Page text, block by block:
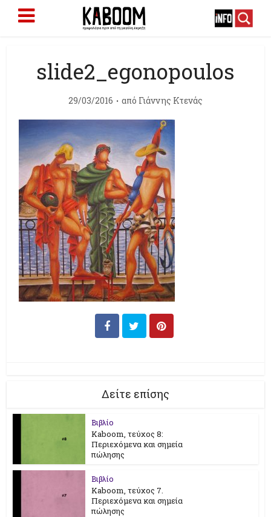
slide2_egοnopoulos
29/03/2016 από Γιάννης Κτενάς
Δείτε επίσης
Βιβλίο
Kaboom, τεύχος 8:
Περιεχόμενα και σημεία
πώλησης
Βιβλίο
Kaboom, τεύχος 7.
Περιεχόμενα και σημεία
πώλησης